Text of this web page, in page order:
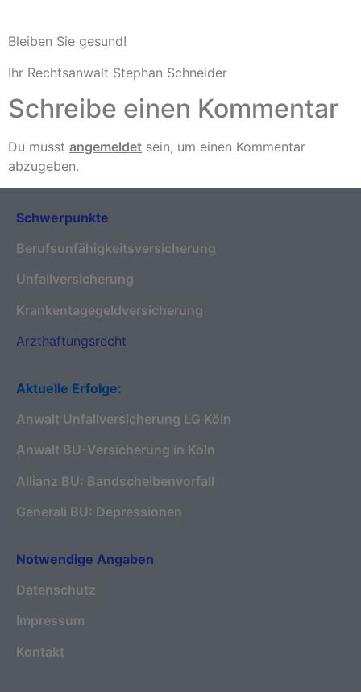
Bleiben Sie gesund!
Ihr Rechtsanwalt Stephan Schneider
Schreibe einen Kommentar
Du musst angemeldet sein, um einen Kommentar
abzugeben.
Schwerpunkte
Berufsunfähigkeitsversicherung
Unfallversicherung
Krankentagegeldversicherung
Arzthaftungsrecht
Aktuelle Erfolge:
Anwalt Unfallversicherung LG Köln
Anwalt BU-Versicherung in Köln
Allianz BU: Bandscheibenvorfall
Generali BU: Depressionen
Notwendige Angaben
Datenschutz
Impressum
Kontakt